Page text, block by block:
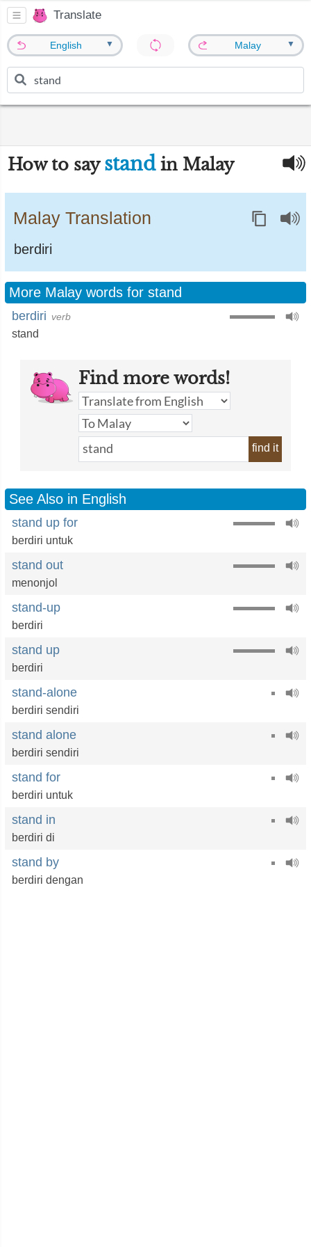
Translate
English ▼ Malay ▼
How to say standin Malay
Malay Translation
berdiri
More Malay words for stand
berdiri verb
stand
Find more words!
find it
See Also in English
stand up for
berdiri untuk
stand out
menonjol
stand-up
berdiri
stand up
berdiri
stand-alone
berdiri sendiri
stand alone
berdiri sendiri
stand for
berdiri untuk
stand in
berdiri di
stand by
berdiri dengan